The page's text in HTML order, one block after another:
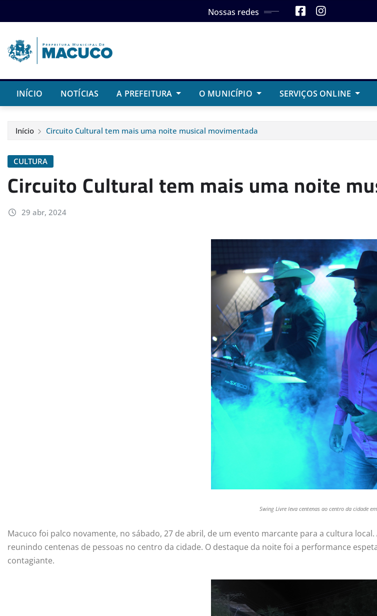
to
Nossas redes
INÍCIO NOTÍCIAS A PREFEITURA O MUNICÍPIO SERVIÇOS ONLINE
Início Circuito Cultural tem mais uma noite musical movimentada
CULTURA
Circuito Cultural tem mais uma noite
29 abr, 2024
Swing Livre leva centenas ao centro da cidade
Macuco foi palco novamente, no sábado, 27 de abril, de um evento marcante para a cultura
reunindo centenas de pessoas no centro da cidade. O destaque da noite foi a performance
contagiante.